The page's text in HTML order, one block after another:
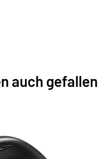
auch gefallen